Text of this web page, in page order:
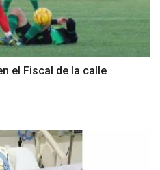
el Fiscal de la calle